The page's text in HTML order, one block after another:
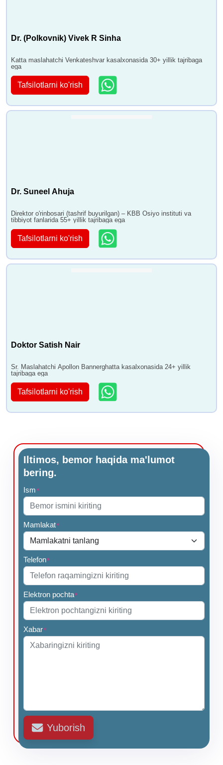
Dr. (Polkovnik) Vivek R Sinha
Katta maslahatchi Venkateshvar kasalxonasida 30+ yillik tajribaga
ega
Tafsilotlarni ko'rish
Dr. Suneel Ahuja
Direktor o'rinbosari (tashrif buyurilgan) – KBB Osiyo instituti va
tibbiyot fanlarida 55+ yillik tajribaga ega
Tafsilotlarni ko'rish
Doktor Satish Nair
Sr. Maslahatchi Apollon Bannerghatta kasalxonasida 24+ yillik
tajribaga ega
Tafsilotlarni ko'rish
Iltimos, bemor haqida ma'lumot
bering.
Ism*
Mamlakat*
Telefon*
Elektron pochta*
Xabar*
Yuborish